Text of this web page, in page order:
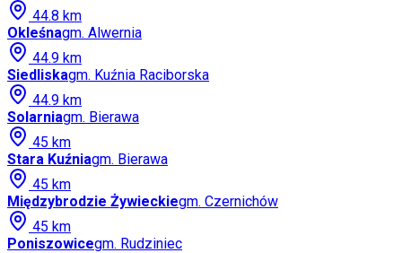
44.8 km
Okleśnagm. Alwernia
44.9 km
Siedliskagm. Kuźnia Raciborska
44.9 km
Solarniagm. Bierawa
45 km
Stara Kuźniagm. Bierawa
45 km
Międzybrodzie Żywieckiegm. Czernichów
45 km
Poniszowicegm. Rudziniec